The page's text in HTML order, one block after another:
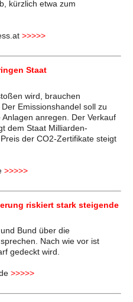
kürzlich etwa zum
>>>>>
Staat
wird, brauchen
Emissionshandel soll zu
anregen. Der Verkauf
dem Staat Milliarden-
der CO2-Zertifikate steigt
>>>>>
riskiert stark steigende
Bund über die
Nach wie vor ist
gedeckt wird.
>>>>>